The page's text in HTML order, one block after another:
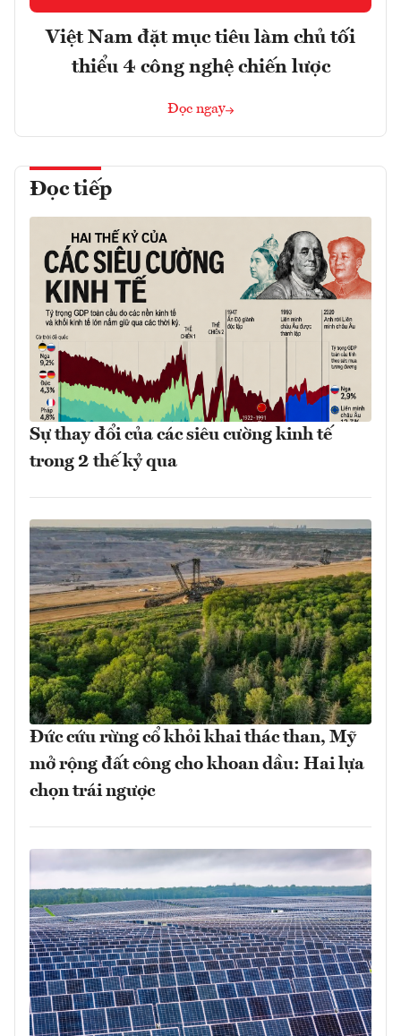
Việt Nam đặt mục tiêu làm chủ tối
thiểu 4 công nghệ chiến lược
Đọc ngay
Đọc tiếp
Sự thay đổi của các siêu cường kinh tế
trong 2 thế kỷ qua
Đức cứu rừng cổ khỏi khai thác than, Mỹ
mở rộng đất công cho khoan dầu: Hai lựa
chọn trái ngược